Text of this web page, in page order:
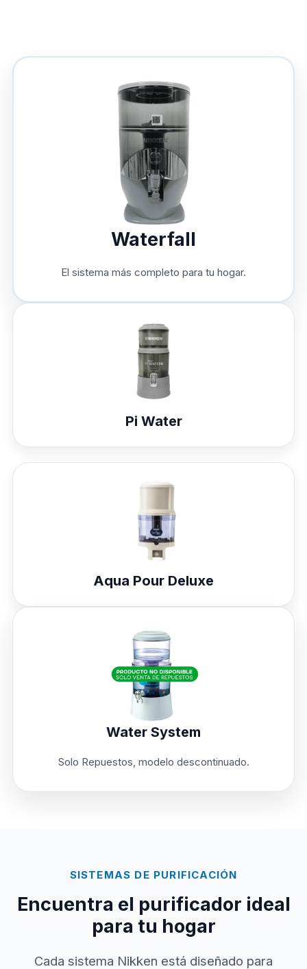
Waterfall
El sistema más completo para tu hogar.
Pi Water
Aqua Pour Deluxe
Water System
Solo Repuestos, modelo descontinuado.
SISTEMAS DE PURIFICACIÓN
Encuentra el purificador ideal
para tu hogar
Cada sistema Nikken está diseñado para